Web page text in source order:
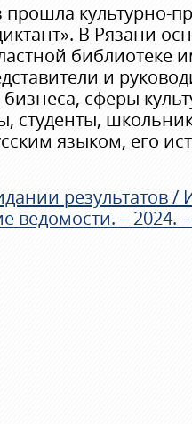
прошла культурно-
В Рязани
библиотеке
и
сферы
студенты,
языком, его
результатов /
ведомости. – 2024.